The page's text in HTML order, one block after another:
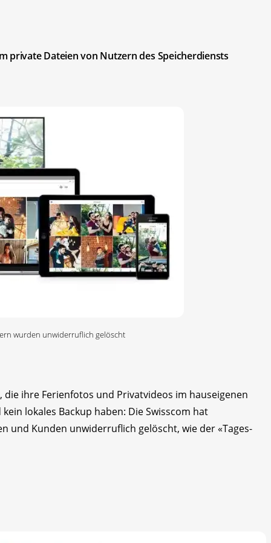
private Dateien von Nutzern des Speicherdiensts
wurden unwiderruflich gelöscht
die ihre Ferienfotos und Privatvideos im hauseigenen
lokales Backup haben: Die Swisscom hat
und Kunden unwiderruflich gelöscht, wie der «Tages-